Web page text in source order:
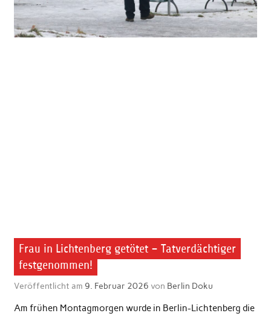
Frau in Lichtenberg getötet – Tatverdächtiger
festgenommen!
Veröffentlicht am 9. Februar 2026 von Berlin Doku
Am frühen Montagmorgen wurde in Berlin-Lichtenberg die